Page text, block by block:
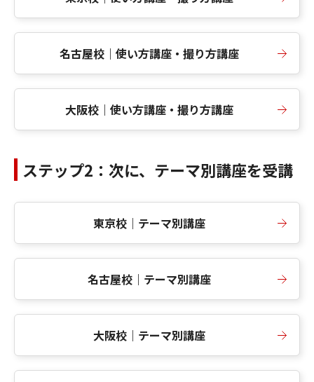
名古屋校｜使い方講座・撮り方講座
大阪校｜使い方講座・撮り方講座
ステップ2：次に、テーマ別講座を受講
東京校｜テーマ別講座
名古屋校｜テーマ別講座
大阪校｜テーマ別講座